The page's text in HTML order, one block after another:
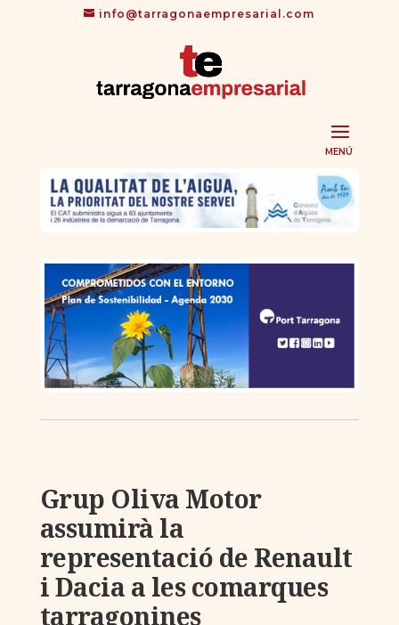
info@tarragonaempresarial.com
Grup Oliva Motor
assumirà la
representació de Renault
i Dacia a les comarques
tarragonines